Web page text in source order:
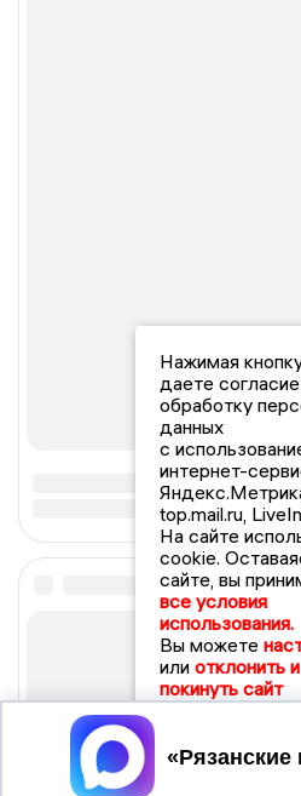
Нажимая
даете
обработку
данных
с
интернет-
top.mail.ru,
На сайте
cookie.
сайте, вы
все условия
использования.
Вы можете
или отклонить и
покинуть сайт
Принять